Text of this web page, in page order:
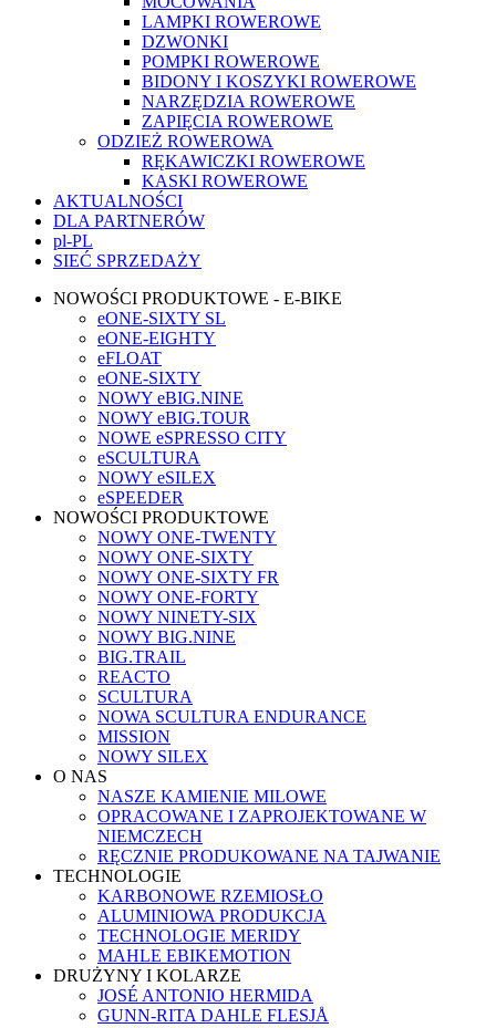
LAMPKI ROWEROWE
DZWONKI
POMPKI ROWEROWE
BIDONY I KOSZYKI ROWEROWE
NARZĘDZIA ROWEROWE
ZAPIĘCIA ROWEROWE
ODZIEŻ ROWEROWA
RĘKAWICZKI ROWEROWE
KASKI ROWEROWE
AKTUALNOŚCI
DLA PARTNERÓW
pl-PL
SIEĆ SPRZEDAŻY
NOWOŚCI PRODUKTOWE - E-BIKE
eONE-SIXTY SL
eONE-EIGHTY
eFLOAT
eONE-SIXTY
NOWY eBIG.NINE
NOWY eBIG.TOUR
NOWE eSPRESSO CITY
eSCULTURA
NOWY eSILEX
eSPEEDER
NOWOŚCI PRODUKTOWE
NOWY ONE-TWENTY
NOWY ONE-SIXTY
NOWY ONE-SIXTY FR
NOWY ONE-FORTY
NOWY NINETY-SIX
NOWY BIG.NINE
BIG.TRAIL
REACTO
SCULTURA
NOWA SCULTURA ENDURANCE
MISSION
NOWY SILEX
O NAS
NASZE KAMIENIE MILOWE
OPRACOWANE I ZAPROJEKTOWANE W
NIEMCZECH
RĘCZNIE PRODUKOWANE NA TAJWANIE
TECHNOLOGIE
KARBONOWE RZEMIOSŁO
ALUMINIOWA PRODUKCJA
TECHNOLOGIE MERIDY
MAHLE EBIKEMOTION
DRUŻYNY I KOLARZE
JOSÉ ANTONIO HERMIDA
GUNN-RITA DAHLE FLESJÅ